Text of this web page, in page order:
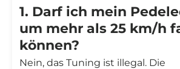
1. Darf ich mein
um mehr als 25 km/h
können?
Nein, das Tuning ist illegal. Die